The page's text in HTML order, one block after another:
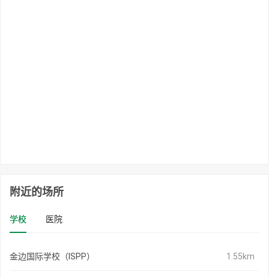
附近的场所
学校 医院
金边国际学校（ISPP） 1.55km